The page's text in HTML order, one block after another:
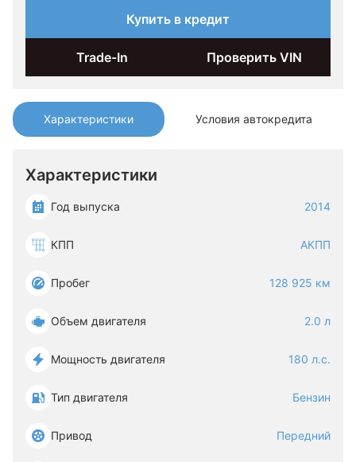
Характеристики Условия автокредита
Характеристики
Год выпуска 2014
КПП АКПП
Пробег 128 925 км
Объем двигателя 2.0 л
Мощность двигателя 180 л.с.
Тип двигателя Бензин
Привод Передний
Купить в кредит
Trade-In Проверить VIN